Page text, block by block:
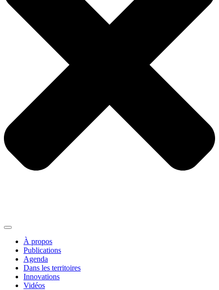
À propos
Publications
Agenda
Dans les territoires
Innovations
Vidéos